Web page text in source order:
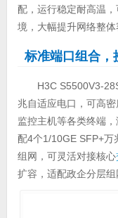
配，运行稳定耐高温
境，大幅提升网络整体
标准端口组合，
H3C S5500V3-
兆自适应电口，可高密
监控主机等各类终端
配4个1/10GE SFP+万
组网，可灵活对接核心
扩容，适配政企分层组